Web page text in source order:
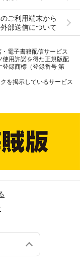
ご利用端末から
部送信について
電子書籍配信サービス
使用許諾を得た正規版配
登録商標（登録番号 第
を掲示しているサービス